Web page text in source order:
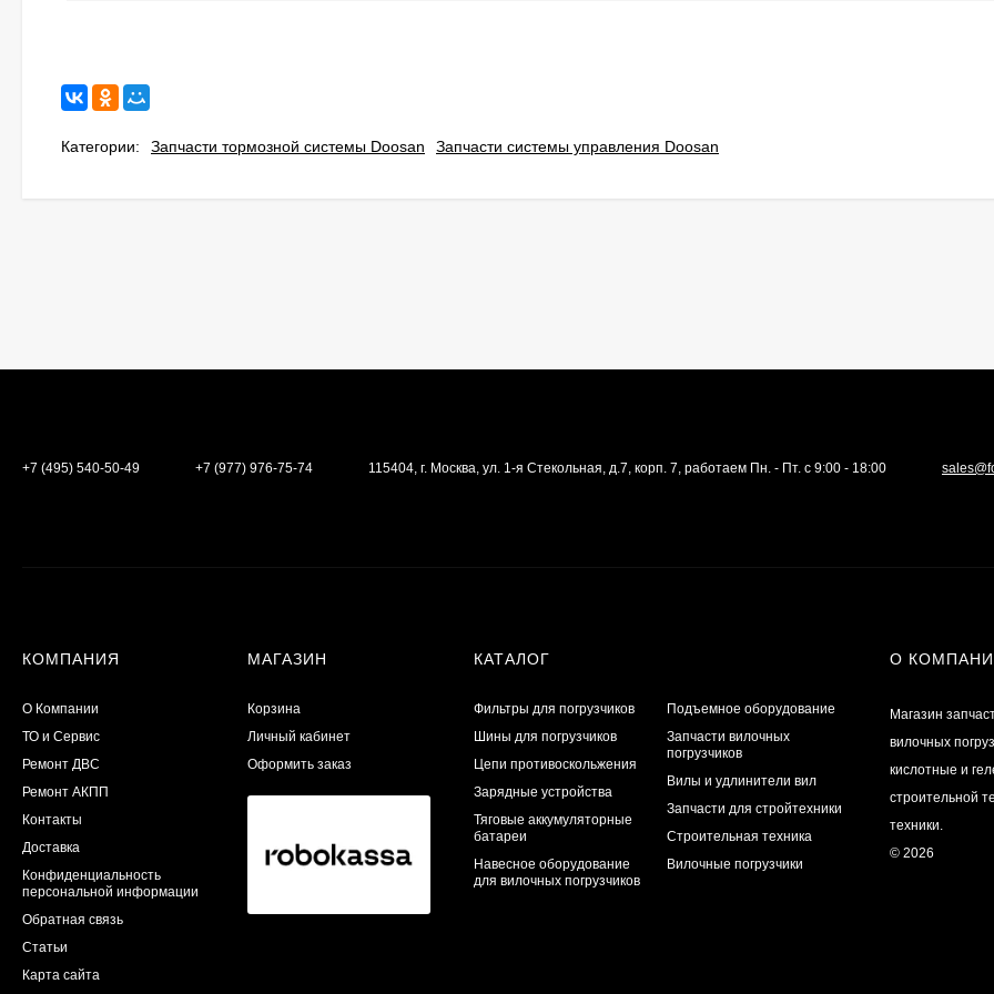
Категории: Запчасти тормозной системы Doosan Запчасти системы управления Doosan
+7 (495) 540-50-49 +7 (977) 976-75-74 115404, г. Москва, ул. 1-я Стекольная, д.7, корп. 7, работаем Пн. - Пт. с 9:00 - 18:00
КОМПАНИЯ
О Компании
ТО и Сервис
​Ремонт ДВС
Ремонт АКПП
Контакты
Доставка
Конфиденциальность
персональной информации
Обратная связь
Статьи
Карта сайта
МАГАЗИН
Корзина
Личный кабинет
Оформить заказ
КАТАЛОГ
Фильтры для погрузчиков
Шины для погрузчиков
Цепи противоскольжения
Зарядные устройства
Тяговые аккумуляторные
батареи
Навесное оборудование
для вилочных погрузчиков
Подъемное оборудование
Запчасти вилочных
погрузчиков
Вилы и удлинители вил
Запчасти для стройтехники
Строительная техника
Вилочные погрузчики
О
Магазин
вилочных
кислотные и
строительной
техники.
© 2026